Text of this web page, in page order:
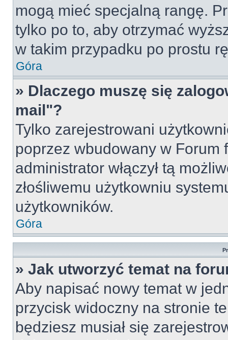
mogą mieć specjalną rangę.
tylko po to, aby otrzymać
w takim przypadku po prostu
Góra
» Dlaczego muszę się
mail"?
Tylko zarejestrowani
poprzez wbudowany w Forum
administrator włączył tą
złośliwemu użytkowniu
użytkowników.
Góra
» Jak utworzyć temat na
Aby napisać nowy temat w
przycisk widoczny na stronie
będziesz musiał się